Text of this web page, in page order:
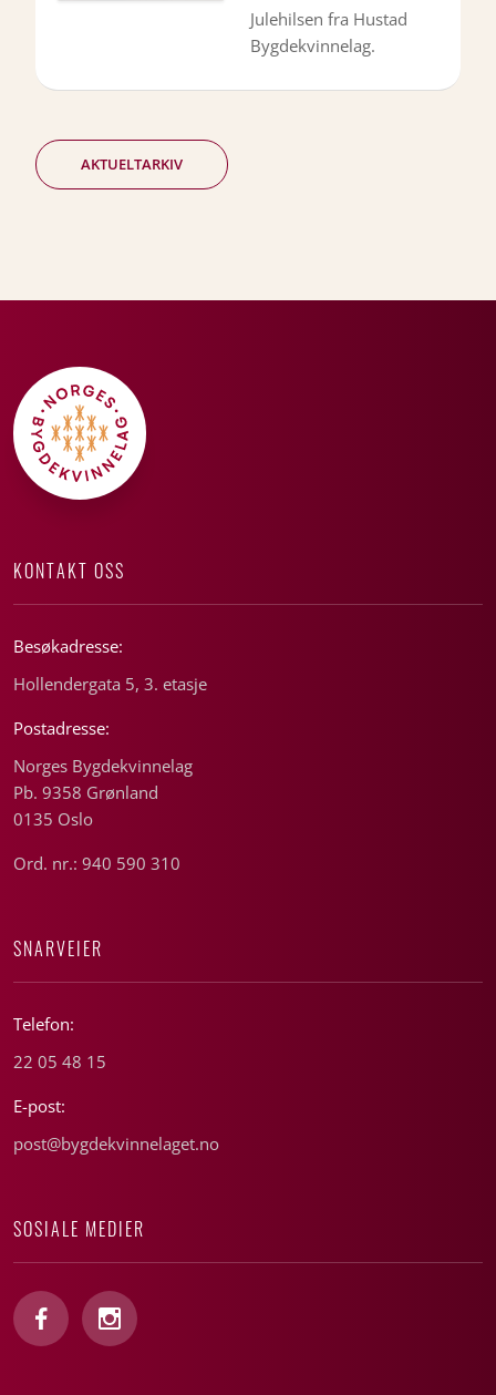
Julehilsen fra Hustad
Bygdekvinnelag.
AKTUELTARKIV
KONTAKT OSS
Besøkadresse:
Hollendergata 5, 3. etasje
Postadresse:
Norges Bygdekvinnelag
Pb. 9358 Grønland
0135 Oslo
Ord. nr.: 940 590 310
SNARVEIER
Telefon:
22 05 48 15
E-post:
post@bygdekvinnelaget.no
SOSIALE MEDIER